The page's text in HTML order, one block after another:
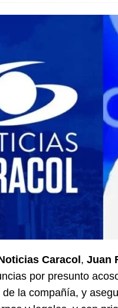
tradición, simbolismo y el
Caracol , Juan
por presunto
la compañía, y